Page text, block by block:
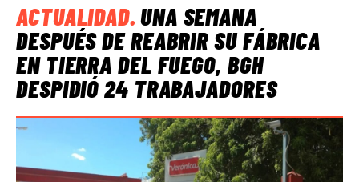
ACTUALIDAD.UNA SEMANA
DESPUÉS DE REABRIR SU FÁBRICA
EN TIERRA DEL FUEGO, BGH
DESPIDIÓ 24 TRABAJADORES